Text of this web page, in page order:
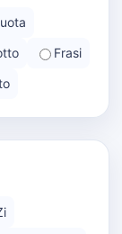
Frasi